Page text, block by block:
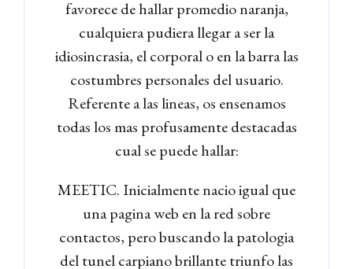
favorece de hallar promedio naranja,
cualquiera pudiera llegar a ser la
idiosincrasia, el corporal o en la barra las
costumbres personales del usuario.
Referente a las lineas, os ensenamos
todas los mas profusamente destacadas
cual se puede hallar:
MEETIC. Inicialmente nacio igual que
una pagina web en la red sobre
contactos, pero buscando la patologi­a
del tunel carpiano brillante triunfo las